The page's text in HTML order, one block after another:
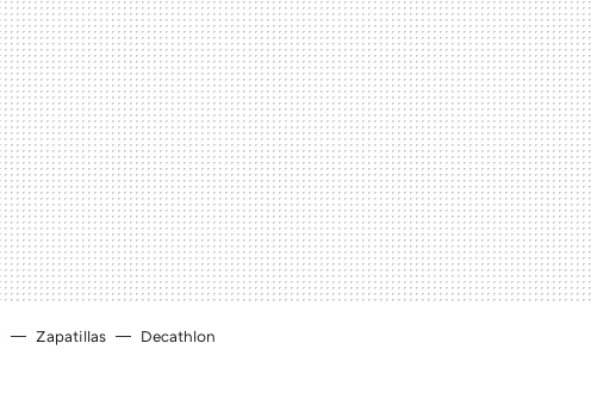
Zapatillas Decathlon